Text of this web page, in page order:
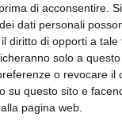
di acconsentire.
dati personali
diritto di opporti a
solo a
o revocare il
su questo sito e
pagina web.
- Teatro
Parco